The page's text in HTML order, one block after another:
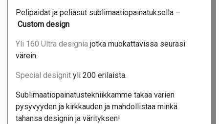
Pelipaidat ja peliasut sublimaatiopainatuksella –
Custom design
Yli 160 Ultra designia jotka muokattavissa seurasi
värein.
Special designit yli 200 erilaista.
Sublimaatiopainatustekniikkamme takaa värien
pysyvyyden ja kirkkauden ja mahdollistaa minkä
tahansa designin ja värityksen!